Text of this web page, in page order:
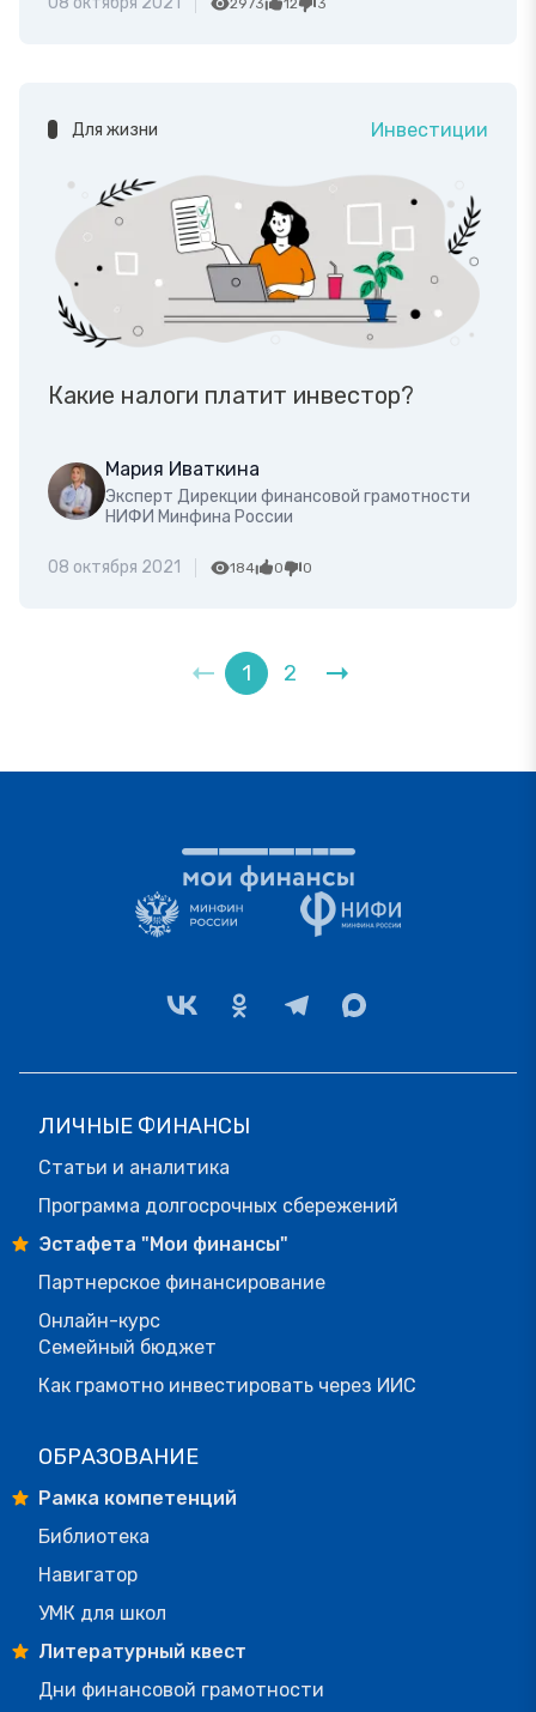
2973 12 3
Для жизни Инвестиции
Какие налоги платит инвестор?
Мария Иваткина
Эксперт Дирекции финансовой грамотности
НИФИ Минфина России
08 октября 2021 184 0 0
1 2
ЛИЧНЫЕ ФИНАНСЫ
Статьи и аналитика
Программа долгосрочных сбережений
Эстафета "Мои финансы"
Партнерское финансирование
Онлайн-курс
Семейный бюджет
Как грамотно инвестировать через ИИС
ОБРАЗОВАНИЕ
Рамка компетенций
Библиотека
Навигатор
УМК для школ
Литературный квест
Дни финансовой грамотности